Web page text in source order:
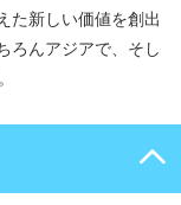
た新しい価値を創出
ろんアジアで、そし